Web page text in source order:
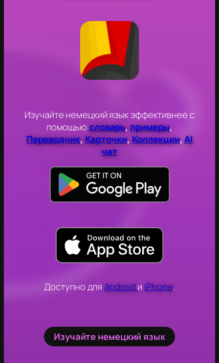
Изучайте немецкий язык эффективнее с
помощью:словарь,примеры,
Переводчик, Карточки, Коллекции,AI
чат
Доступно дляAndroidи iPhone.
Изучайте немецкий язык